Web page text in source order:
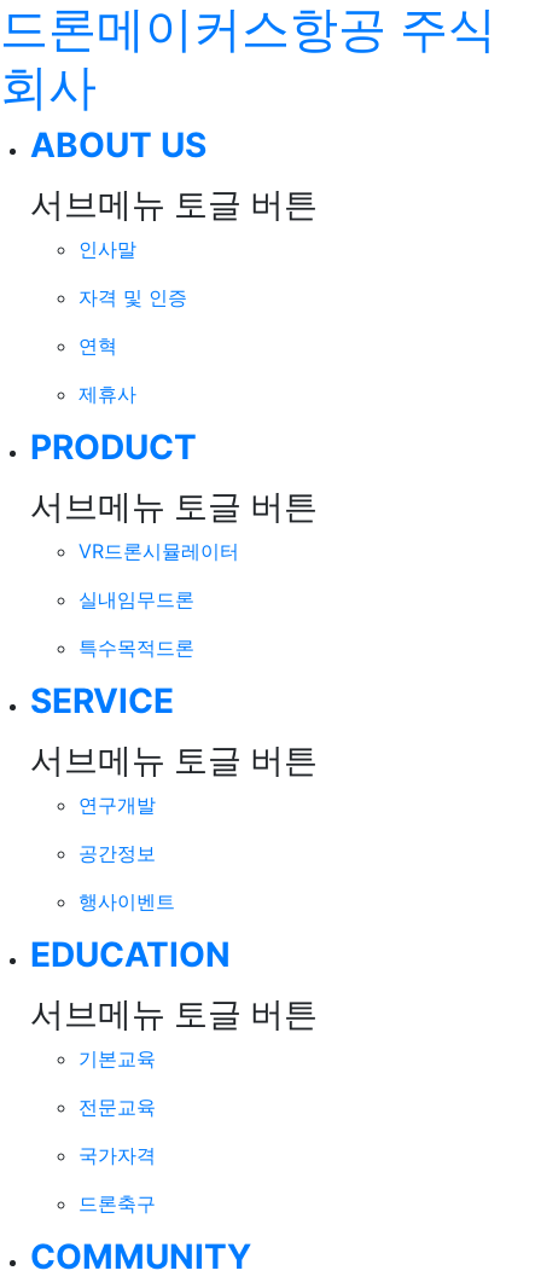
드론메이커스항공 주식
회사
ABOUT US
서브메뉴 토글 버튼
인사말
자격 및 인증
연혁
제휴사
PRODUCT
서브메뉴 토글 버튼
VR드론시뮬레이터
실내임무드론
특수목적드론
SERVICE
서브메뉴 토글 버튼
연구개발
공간정보
행사이벤트
EDUCATION
서브메뉴 토글 버튼
기본교육
전문교육
국가자격
드론축구
COMMUNITY